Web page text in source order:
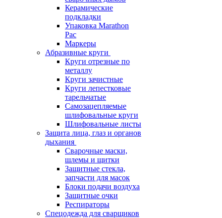
Керамические
подкладки
Упаковка Marathon
Pac
Маркеры
Абразивные круги
Круги отрезные по
металлу
Круги зачистные
Круги лепестковые
тарельчатые
Самозацепляемые
шлифовальные круги
Шлифовальные листы
Защита лица, глаз и органов
дыхания
Сварочные маски,
шлемы и щитки
Защитные стекла,
запчасти для масок
Блоки подачи воздуха
Защитные очки
Респираторы
Спецодежда для сварщиков